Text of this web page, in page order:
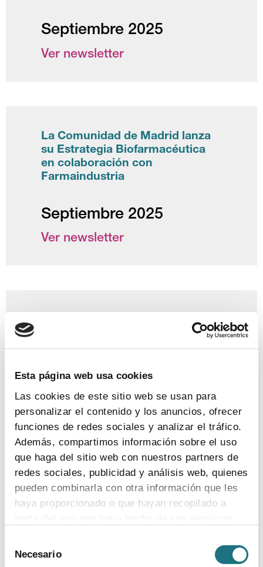
Esta página web usa cookies
Las cookies de este sitio web se usan para
personalizar el contenido y los anuncios, ofrecer
funciones de redes sociales y analizar el tráfico.
Además, compartimos información sobre el uso
que haga del sitio web con nuestros partners de
redes sociales, publicidad y análisis web, quienes
pueden combinarla con otra información que les
haya proporcionado o que hayan recopilado a
Para más información puede acceder a nuestra
Necesario
Septiembre 2025
Ver newsletter
La Comunidad de Madrid lanza
su Estrategia Biofarmacéutica
en colaboración con
Farmaindustria
Septiembre 2025
Ver newsletter
urgentes para situar a España y
innovación en salud
Septiembre 2025
Ver newsletter
obstaculizan la I+D y perjudican